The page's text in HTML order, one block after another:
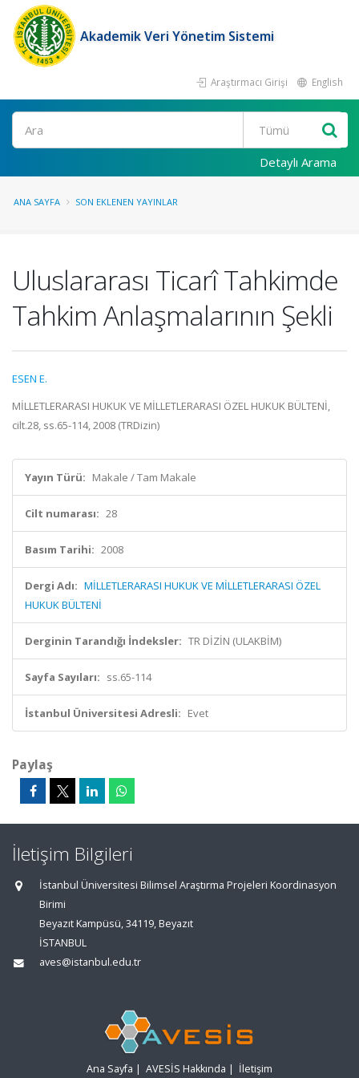
Akademik Veri Yönetim Sistemi
Araştırmacı Girişi English
Ara
Detaylı Arama
ANA SAYFA SON EKLENEN YAYINLAR
Uluslararası Ticarî Tahkimde
Tahkim Anlaşmalarının Şekli
ESEN E.
MİLLETLERARASI HUKUK VE MİLLETLERARASI ÖZEL HUKUK BÜLTENİ,
cilt.28, ss.65-114, 2008 (TRDizin)
Yayın Türü: Makale / Tam Makale
Cilt numarası: 28
Basım Tarihi: 2008
Dergi Adı: MİLLETLERARASI HUKUK VE MİLLETLERARASI ÖZEL
HUKUK BÜLTENİ
Derginin Tarandığı İndeksler: TR DİZİN (ULAKBİM)
Sayfa Sayıları: ss.65-114
İstanbul Üniversitesi Adresli: Evet
Paylaş
İletişim Bilgileri
İstanbul Üniversitesi Bilimsel Araştırma Projeleri Koordinasyon
Birimi
Beyazıt Kampüsü, 34119, Beyazıt
İSTANBUL
aves@istanbul.edu.tr
Ana Sayfa | AVESİS Hakkında | İletişim